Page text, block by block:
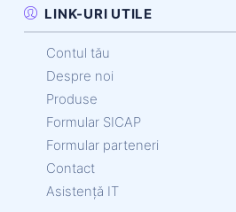
LINK-URI UTILE
Contul tău
Despre noi
Produse
Formular SICAP
Formular parteneri
Contact
Asistență IT